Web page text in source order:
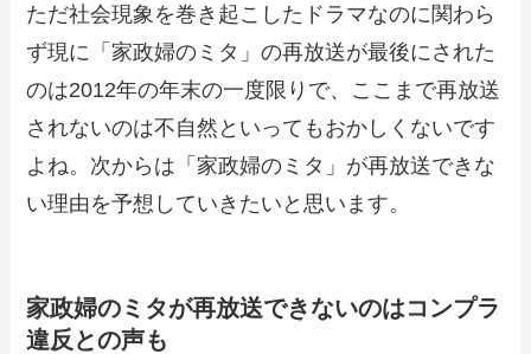
ただ社会現象を巻き起こしたドラマなのに関わら
ず現に「家政婦のミタ」の再放送が最後にされた
のは2012年の年末の一度限りで、ここまで再放送
されないのは不自然といってもおかしくないです
よね。次からは「家政婦のミタ」が再放送できな
い理由を予想していきたいと思います。
家政婦のミタが再放送できないのはコンプラ
違反との声も